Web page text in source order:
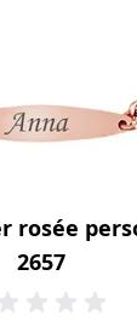
rosée
2657